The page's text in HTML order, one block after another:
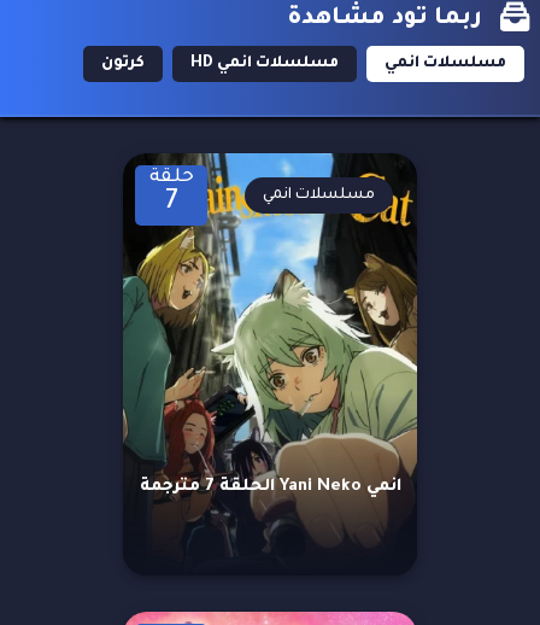
ربما تود مشاهدة
مسلسلات انمي مسلسلات انمي HD كرتون
حلقة
7
انمي Yani Neko الحلقة 7 مترجمة
مسلسلات انمي